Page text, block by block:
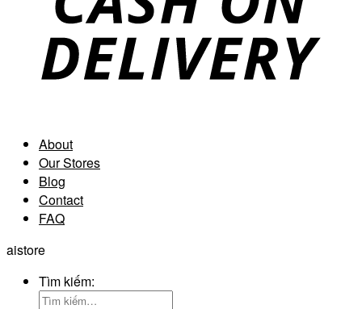
About
Our Stores
Blog
Contact
FAQ
aistore
Tìm kiếm: